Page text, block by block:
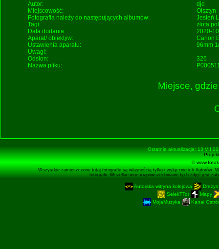
Autor:
djd
Miejscowość:
Olsztyn
Fotografia należy do następujących albumów:
Jesień
Tagi:
złota
Data dodania:
2020-
Aparat/ obiektyw:
Canon
Ustawienia aparatu:
96mm
Uwagi:
Odsłon:
326
Nazwa pliku:
Miejsce,
Ostatnia aktualizacja: 13 VII
©
Wszystkie zamieszczone tutaj fotografie są własnością tylko i wyłącznie ich
fotografii. Wszelkie inne rozpowszechnianie tych zdjęć jest
Autorska witryna kolejowa
SelekTTor
Mapy
MojaMuzyka
Kanał